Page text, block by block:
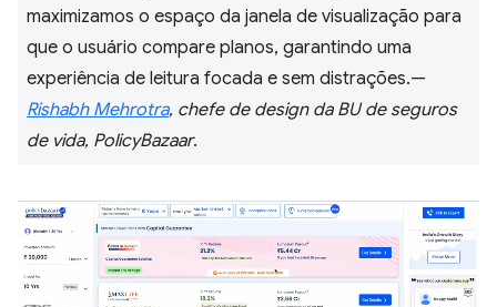
maximizamos o espaço da janela de visualização para
que o usuário compare planos, garantindo uma
experiência de leitura focada e sem distrações.—
Rishabh Mehrotra, chefe de design da BU de seguros
de vida, PolicyBazaar.